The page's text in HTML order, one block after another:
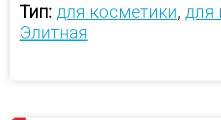
Тип: для косметики, для
Элитная